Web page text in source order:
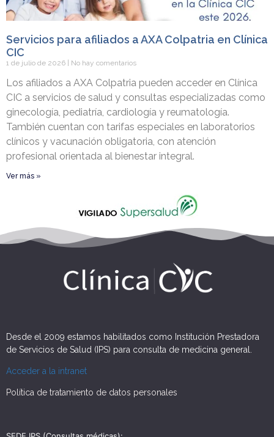
Servicios para afiliados a AXA Colpatria en Clínica
CIC
1 de julio de 2026 No hay comentarios
Los afiliados a AXA Colpatria pueden acceder en Clínica
CIC a servicios de salud y consultas especializadas como
ginecología, pediatría, cardiología y reumatología.
También cuentan con tarifas especiales en laboratorios
clínicos y vacunación obligatoria, con atención
profesional orientada al bienestar integral.
Ver más »
Desde el 2009 estamos habilitados como Institución Prestadora
de Servicios de Salud (IPS) para consulta de medicina general.
Acceder a la intranet
Política de tratamiento de datos personales